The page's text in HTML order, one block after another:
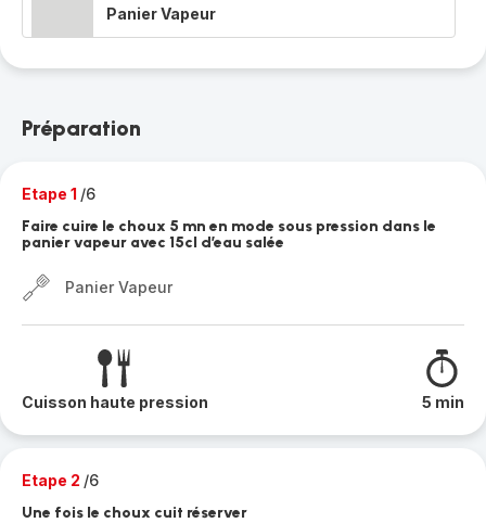
Panier Vapeur
Préparation
Etape 1 /6
Faire cuire le choux 5 mn en mode sous pression dans le
panier vapeur avec 15cl d’eau salée
Panier Vapeur
Cuisson haute pression 5 min
Etape 2 /6
Une fois le choux cuit réserver